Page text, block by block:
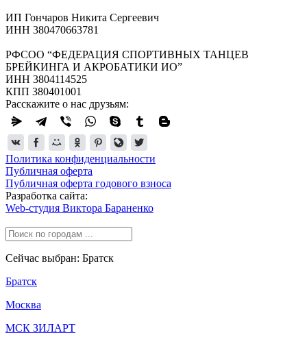
ИП Гончаров Никита Сергеевич
ИНН 380470663781
РФСОО “ФЕДЕРАЦИЯ СПОРТИВНЫХ ТАНЦЕВ
БРЕЙКИНГА И АКРОБАТИКИ ИО”
ИНН 3804114525
КПП 380401001
Расскажите о нас друзьям:
Политика конфиденциальности
Публичная оферта
Публичная оферта годового взноса
Разработка сайта:
Web-студия Виктора Бараненко
Сейчас выбран: Братск
Братск
Москва
МСК ЗИЛАРТ